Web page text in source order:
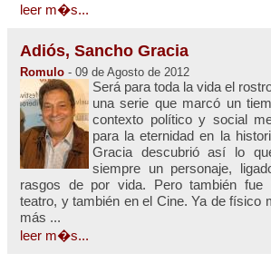
leer m�s...
Adiós, Sancho Gracia
Romulo - 09 de Agosto de 2012
Será para toda la vida el
una serie que marcó un
contexto político y social
para la eternidad en la
Gracia descubrió así lo
siempre un personaje,
rasgos de por vida. Pero también fue
teatro, y también en el Cine. Ya de físico
más ...
leer m�s...